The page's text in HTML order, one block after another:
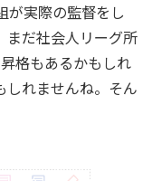
が実際の監督をし
まだ社会人リーグ所
格もあるかもしれ
しれませんね。そん